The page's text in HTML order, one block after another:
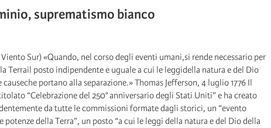
suprematismo bianco
Sur) «Quando, nel corso degli eventi umani,si rende necessario per
posto indipendente e uguale a cui le leggidella natura e del Dio
portano alla separazione.» Thomas Jefferson, 4 luglio 1776 Il
“Celebrazione del 250° anniversario degli Stati Uniti” e ha creato
da tutte le commissioni formate dagli storici, un “evento
della Terra”, un posto “a cui le leggi della natura e del Dio della